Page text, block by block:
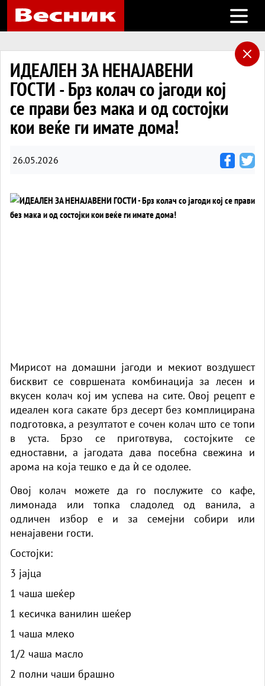
Open
ИДЕАЛЕН ЗА НЕНАЈАВЕНИ
ГОСТИ - Брз колач со јагоди кој
се прави без мака и од состојки
кои веќе ги имате дома!
26.05.2026
Мирисот на домашни јагоди и мекиот воздушест
бисквит се совршената комбинација за лесен и
вкусен колач кој им успева на сите. Овој рецепт е
идеален кога сакате брз десерт без комплицирана
подготовка, а резултатот е сочен колач што се топи
в уста. Брзо се приготвува, состојките се
едноставни, а јагодата дава посебна свежина и
арома на која тешко е да ѝ се одолее.
Овој колач можете да го послужите со кафе,
лимонада или топка сладолед од ванила, а
одличен избор е и за семејни собири или
ненајавени гости.
Состојки:
3 јајца
1 чаша шеќер
1 кесичка ванилин шеќер
1 чаша млеко
1/2 чаша масло
2 полни чаши брашно